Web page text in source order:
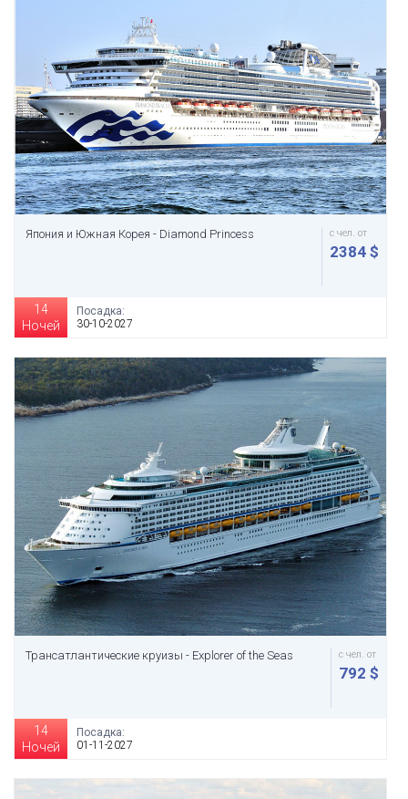
Япония и Южная Корея - Diamond Princess с чел. от
2384 $
14
Ночей
Посадка:
30-10-2027
Трансатлантические круизы - Explorer of the Seas с чел. от
792 $
14
Ночей
Посадка:
01-11-2027